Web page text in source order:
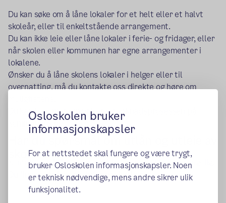
Osloskolen bruker
informasjonskapsler
For at nettstedet skal fungere og være trygt,
bruker Osloskolen informasjonskapsler. Noen
er teknisk nødvendige, mens andre sikrer ulik
funksjonalitet.
Du kan søke om å låne lokaler for et helt eller et halvt
skoleår, eller til enkeltstående arrangement.
Du kan ikke leie eller låne lokaler i ferie- og fridager, eller
når skolen eller kommunen ­­­har egne arrangementer i
lokalene.
Ønsker du å låne skolens lokaler i helger eller til
overnatting, må du kontakte oss direkte og høre om
Du kan lese mer om priser og søknadsprosessen på
kommunens nettsider.
(ekstern lenke)
Har du spørsmål om utlån og utleie av
skolen?
Kontakt oss hvis du lurer på hvilke rom vi har tilgjengelig.
Du finner vår kontaktinformasjon her.